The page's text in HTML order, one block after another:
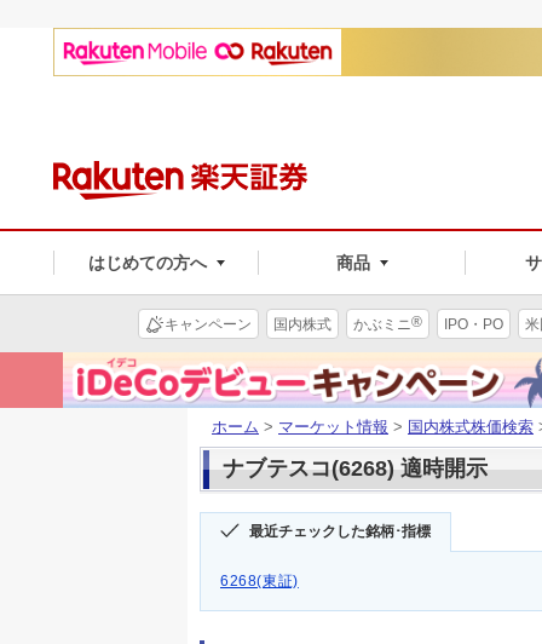
はじめての方へ 商品
キャンペーン 国内株式 かぶミニ® IPO・PO
ホーム > マーケット情報 > 国内株式株価検索
ナブテスコ(6268) 適時開示
最近チェックした銘柄･指標
6268(東証)